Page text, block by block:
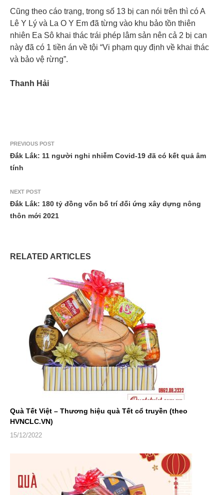
Cũng theo cáo trạng, trong số 13 bị can nói trên thì có A
Lê Y Lý và La O Y Em đã từng vào khu bảo tồn thiên
nhiên Ea Sô khai thác trái phép lâm sản nên cả 2 bị can
này đã có 1 tiền án về tội “Vi phạm quy định về khai thác
và bảo vệ rừng”.
Thanh Hải
PREVIOUS POST
Đắk Lắk: 11 người nghi nhiễm Covid-19 đã có kết quả âm
tính
NEXT POST
Đắk Lắk: 180 tỷ đồng vốn bố trí đối ứng xây dựng nông
thôn mới 2021
RELATED ARTICLES
Quà Tết Việt – Thương hiệu quà Tết cổ truyền (theo
HVNCLC.VN)
15/12/2022